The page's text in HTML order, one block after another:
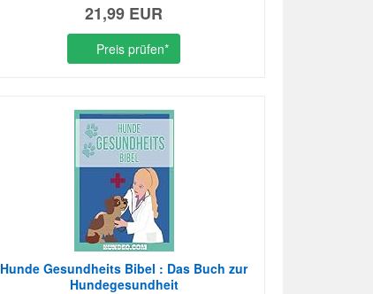
21,99 EUR
Preis prüfen*
Hunde Gesundheits Bibel : Das Buch zur
Hundegesundheit